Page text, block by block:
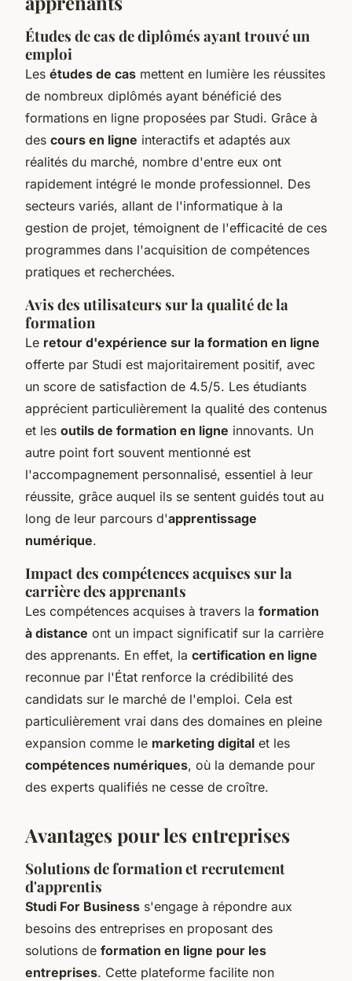
Études de cas de diplômés ayant trouvé un
emploi
Les études de cas mettent en lumière les réussites
de nombreux diplômés ayant bénéficié des
formations en ligne proposées par Studi. Grâce à
des cours en ligne interactifs et adaptés aux
réalités du marché, nombre d'entre eux ont
rapidement intégré le monde professionnel. Des
secteurs variés, allant de l'informatique à la
gestion de projet, témoignent de l'efficacité de ces
programmes dans l'acquisition de compétences
pratiques et recherchées.
Avis des utilisateurs sur la qualité de la
formation
Le retour d'expérience sur la formation en ligne
offerte par Studi est majoritairement positif, avec
un score de satisfaction de 4.5/5. Les étudiants
apprécient particulièrement la qualité des contenus
et les outils de formation en ligne innovants. Un
autre point fort souvent mentionné est
l'accompagnement personnalisé, essentiel à leur
réussite, grâce auquel ils se sentent guidés tout au
long de leur parcours d'apprentissage
numérique.
Impact des compétences acquises sur la
carrière des apprenants
Les compétences acquises à travers la formation
à distance ont un impact significatif sur la carrière
des apprenants. En effet, la certification en ligne
reconnue par l'État renforce la crédibilité des
candidats sur le marché de l'emploi. Cela est
particulièrement vrai dans des domaines en pleine
expansion comme le marketing digital et les
compétences numériques, où la demande pour
des experts qualifiés ne cesse de croître.
Avantages pour les entreprises
Solutions de formation et recrutement
d'apprentis
Studi For Business s'engage à répondre aux
besoins des entreprises en proposant des
solutions de formation en ligne pour les
entreprises. Cette plateforme facilite non